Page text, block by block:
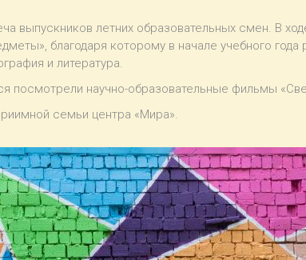
выпускников летних образовательных смен. В
благодаря которому в начале учебного года
и литература.
научно-образовательные фильмы
семьи центра «Мира».